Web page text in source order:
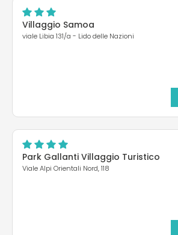
Villaggio Samoa
viale Libia 131/a - Lido delle Nazioni
Park Gallanti Villaggio Turistico
Viale Alpi Orientali Nord, 118